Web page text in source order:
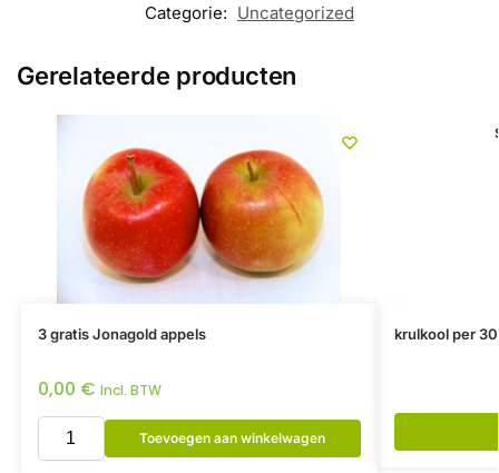
Categorie: Uncategorized
Gerelateerde producten
3 gratis Jonagold appels
0,00 € Incl. BTW
Toevoegen aan winkelwagen
krulkool per